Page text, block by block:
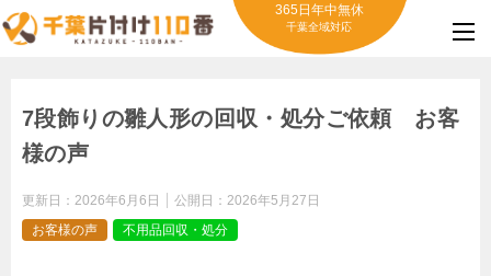
365日年中無休
千葉全域対応
7段飾りの雛人形の回収・処分ご依頼 お客
様の声
更新日： 2026年6月6日 公開日： 2026年5月27日
お客様の声
不用品回収・処分